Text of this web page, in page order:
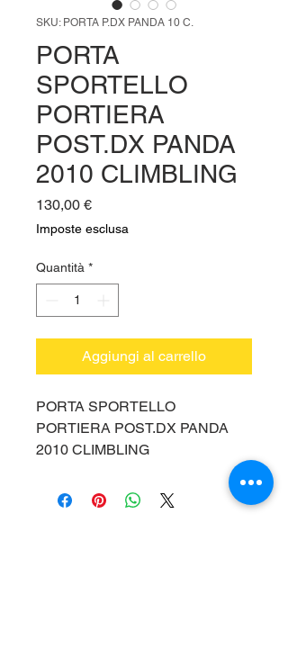
SKU: PORTA P.DX PANDA 10 C.
PORTA
SPORTELLO
PORTIERA
POST.DX PANDA
2010 CLIMBLING
130,00 €Prezzo
Imposte esclusa
Quantità *
Aggiungi al carrello
PORTA SPORTELLO
PORTIERA POST.DX PANDA
2010 CLIMBLING